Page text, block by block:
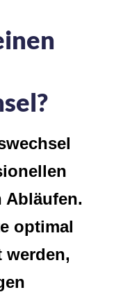
Abläufen.
optimal
werden,